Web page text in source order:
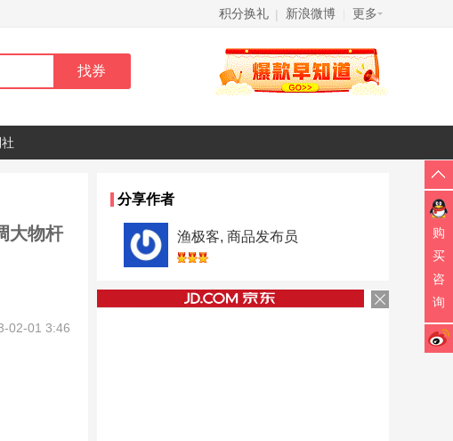
积分换礼 | 新浪微博 更多
大物杆
02-01 3:46
分享作者
渔极客, 商品发布员
购
买
咨
询